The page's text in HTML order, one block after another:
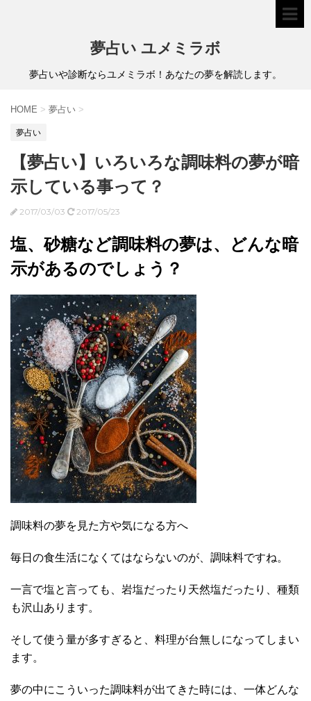
夢占い ユメミラボ
夢占いや診断ならユメミラボ！あなたの夢を解読します。
HOME > 夢占い >
夢占い
【夢占い】いろいろな調味料の夢が暗
示している事って？
2017/03/03 2017/05/23
塩、砂糖など調味料の夢は、どんな暗
示があるのでしょう？
調味料の夢を見た方や気になる方へ
毎日の食生活になくてはならないのが、調味料ですね。
一言で塩と言っても、岩塩だったり天然塩だったり、種類
も沢山あります。
そして使う量が多すぎると、料理が台無しになってしまい
ます。
夢の中にこういった調味料が出てきた時には、一体どんな